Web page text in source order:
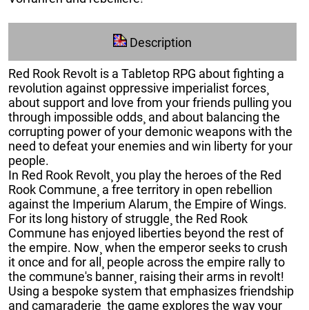
Description
Red Rook Revolt is a Tabletop RPG about fighting a
revolution against oppressive imperialist forces¸
about support and love from your friends pulling you
through impossible odds¸ and about balancing the
corrupting power of your demonic weapons with the
need to defeat your enemies and win liberty for your
people.
In Red Rook Revolt¸ you play the heroes of the Red
Rook Commune¸ a free territory in open rebellion
against the Imperium Alarum¸ the Empire of Wings.
For its long history of struggle¸ the Red Rook
Commune has enjoyed liberties beyond the rest of
the empire. Now¸ when the emperor seeks to crush
it once and for all¸ people across the empire rally to
the commune's banner¸ raising their arms in revolt!
Using a bespoke system that emphasizes friendship
and camaraderie¸ the game explores the way your